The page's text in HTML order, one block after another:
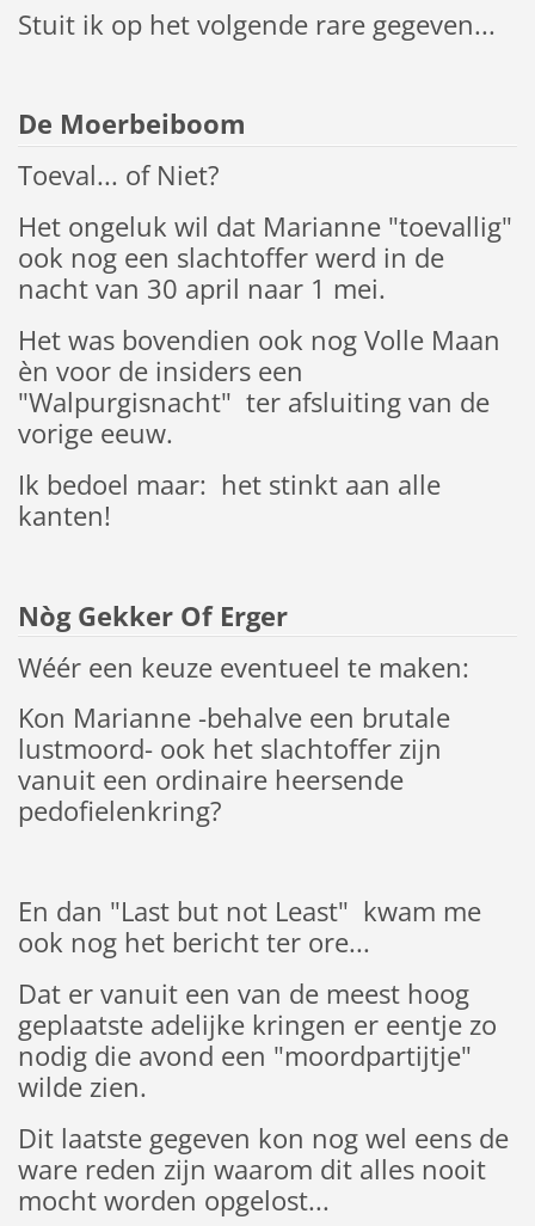
Stuit ik op het volgende rare gegeven...
De Moerbeiboom
Toeval... of Niet?
Het ongeluk wil dat Marianne "toevallig"
ook nog een slachtoffer werd in de
nacht van 30 april naar 1 mei.
Het was bovendien ook nog Volle Maan
èn voor de insiders een
"Walpurgisnacht" ter afsluiting van de
vorige eeuw.
Ik bedoel maar: het stinkt aan alle
kanten!
Nòg Gekker Of Erger
Wéér een keuze eventueel te maken:
Kon Marianne -behalve een brutale
lustmoord- ook het slachtoffer zijn
vanuit een ordinaire heersende
pedofielenkring?
En dan "Last but not Least" kwam me
ook nog het bericht ter ore...
Dat er vanuit een van de meest hoog
geplaatste adelijke kringen er eentje zo
nodig die avond een "moordpartijtje"
wilde zien.
Dit laatste gegeven kon nog wel eens de
ware reden zijn waarom dit alles nooit
mocht worden opgelost...